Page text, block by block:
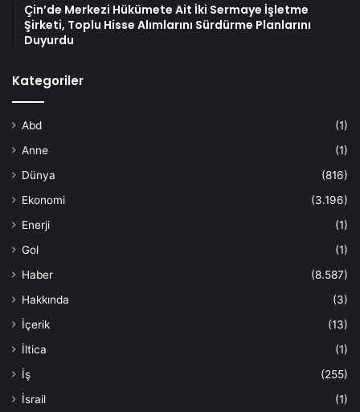
Çin’de Merkezi Hükümete Ait İki Sermaye İşletme
Şirketi, Toplu Hisse Alımlarını Sürdürme Planlarını
Duyurdu
Kategoriler
Abd
(1)
Anne
(1)
Dünya
(816)
Ekonomi
(3.196)
Enerji
(1)
Gol
(1)
Haber
(8.587)
Hakkında
(3)
İçerik
(13)
İltica
(1)
İş
(255)
İsrail
(1)